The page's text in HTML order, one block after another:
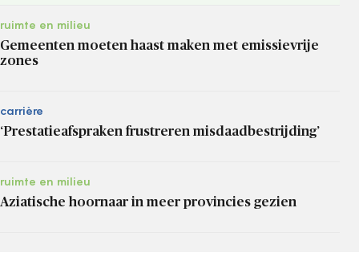
ruimte en milieu
Gemeenten moeten haast maken met emissievrije
zones
carrière
‘Prestatieafspraken frustreren misdaadbestrijding’
ruimte en milieu
Aziatische hoornaar in meer provincies gezien